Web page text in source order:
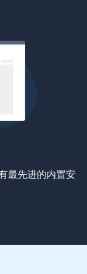
最先进的内置安